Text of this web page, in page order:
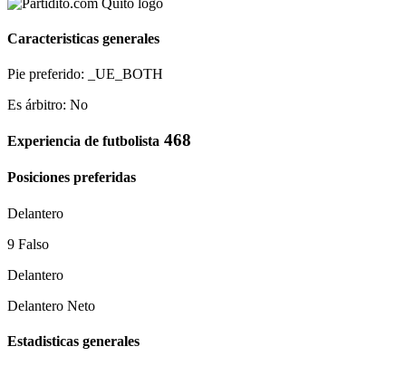
Caracteristicas generales
Pie preferido: _UE_BOTH
Es árbitro: No
Experiencia de futbolista 468
Posiciones preferidas
Delantero
9 Falso
Delantero
Delantero Neto
Estadisticas generales